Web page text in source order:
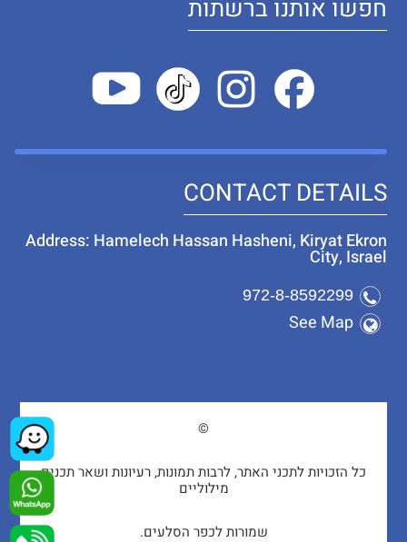
חפשו אותנו ברשתות
CONTACT DETAILS
Address: Hamelech Hassan Hasheni, Kiryat Ekron
City, Israel
972-8-8592299
See Map
©
כל הזכויות לתכני האתר, לרבות תמונות, רעיונות ושאר תכנים
מילוליים
שמורות לכפר הסלעים.